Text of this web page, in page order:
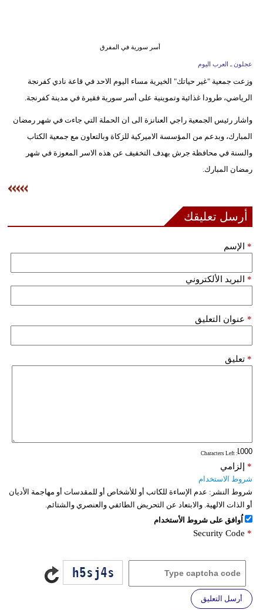
علوم
وتكنولوجيا
بيئة
مدوَّنات
سيارات
أسر سورية في المفرق
عجلون ـ العرب اليوم
وزعت جمعية "غير حياتك" الخيرية مساء اليوم الاحد في قاعة نادي كفرنجة
الرياضي، طرودا غذائية وتموينية على أسر سورية فقيرة في مدينة كفرنجة.
واشار رئيس الجمعية راجي العنانزة الى ان الحملة التي جاءت في شهر رمضان
المبارك، وبدعم من المؤسسة الاميركية للزكاة وبالتعاون مع جمعية الكتاب
والسنة في محافظة جرش بهدف التخفيف عن هذه الاسر المعوزة في شهر
رمضان المبارك.
أرسل تعليقك
الإسم *
البريد الألكتروني *
عنوان التعليق *
تعليق *
: Characters Left
إلزامي *
شروط الاستخدام
شروط النشر: عدم الإساءة للكاتب أو للأشخاص أو للمقدسات أو مهاجمة الأديان
أو الذات الالهية. والابتعاد عن التحريض الطائفي والعنصري والشتائم.
اُوافق على شروط الأستخدام
Security Code *
أرسل التعليق